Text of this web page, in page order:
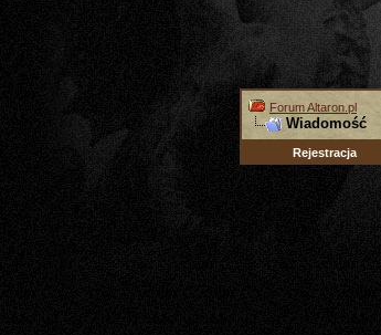
Forum Altaron.pl
Wiadomość
Rejestracja